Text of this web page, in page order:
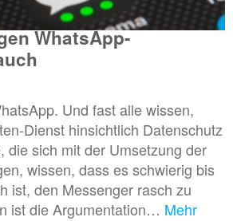
WhatsApp-
Und fast alle wissen,
Dienst hinsichtlich Datenschutz
die sich mit der Umsetzung der
wissen, dass es schwierig bis
ist, den Messenger rasch zu
ist die Argumentation… Mehr